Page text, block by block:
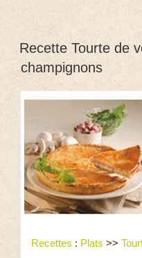
Recette Tourte de
champignons
Recettes : Plats >>